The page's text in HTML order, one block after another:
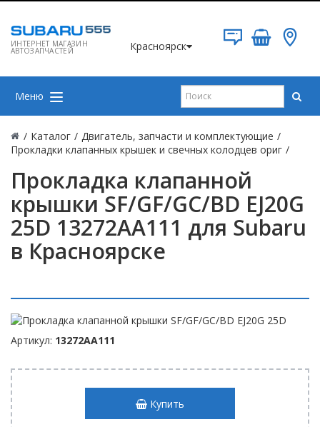
ИНТЕРНЕТ МАГАЗИН
АВТОЗАПЧАСТЕЙ Красноярск
Меню
/ Каталог / Двигатель, запчасти и комплектующие /
Прокладки клапанных крышек и свечных колодцев ориг /
Прокладка клапанной
крышки SF/GF/GC/BD EJ20G
25D 13272AA111 для Subaru
в Красноярске
Артикул: 13272AA111
Купить